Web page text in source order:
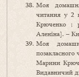
Моя
читання у
Крюченко ;
Аленіна]. –
Моя
Марини
Видавничий